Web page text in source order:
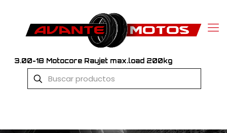
3.00-18 Motocore Raujet max.load 200kg